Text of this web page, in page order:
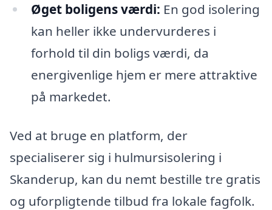
Øget boligens værdi: En god isolering
kan heller ikke undervurderes i
forhold til din boligs værdi, da
energivenlige hjem er mere attraktive
på markedet.
Ved at bruge en platform, der
specialiserer sig i hulmursisolering i
Skanderup, kan du nemt bestille tre gratis
og uforpligtende tilbud fra lokale fagfolk.